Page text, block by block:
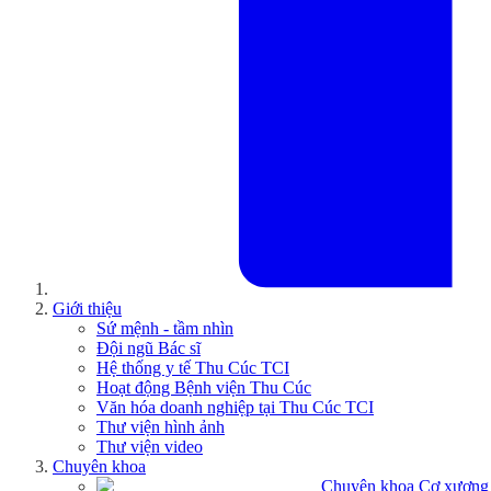
Giới thiệu
Sứ mệnh - tầm nhìn
Đội ngũ Bác sĩ
Hệ thống y tế Thu Cúc TCI
Hoạt động Bệnh viện Thu Cúc
Văn hóa doanh nghiệp tại Thu Cúc TCI
Thư viện hình ảnh
Thư viện video
Chuyên khoa
Chuyên khoa Cơ